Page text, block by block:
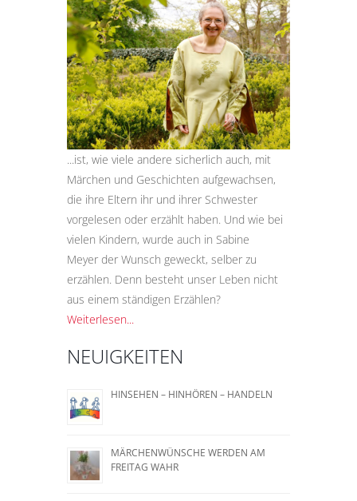
...ist, wie viele andere sicherlich auch, mit
Märchen und Geschichten aufgewachsen,
die ihre Eltern ihr und ihrer Schwester
vorgelesen oder erzählt haben. Und wie bei
vielen Kindern, wurde auch in Sabine
Meyer der Wunsch geweckt, selber zu
erzählen. Denn besteht unser Leben nicht
aus einem ständigen Erzählen?
Weiterlesen...
NEUIGKEITEN
HINSEHEN – HINHÖREN – HANDELN
MÄRCHENWÜNSCHE WERDEN AM
FREITAG WAHR